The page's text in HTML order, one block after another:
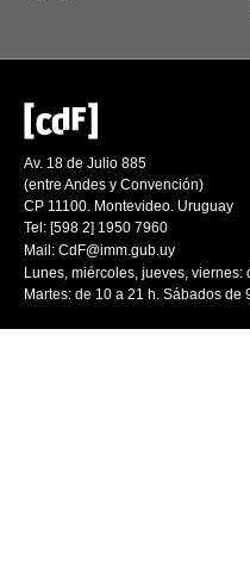
Av. 18 de Julio 885
(entre Andes y Convención)
CP 11100. Montevideo. Uruguay
Tel: [598 2] 1950 7960
Mail: CdF@imm.gub.uy
Lunes, miércoles, jueves, viernes:
Martes: de 10 a 21 h. Sábados de